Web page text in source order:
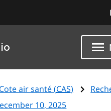
Cote air santé (CAS)
10, 2025